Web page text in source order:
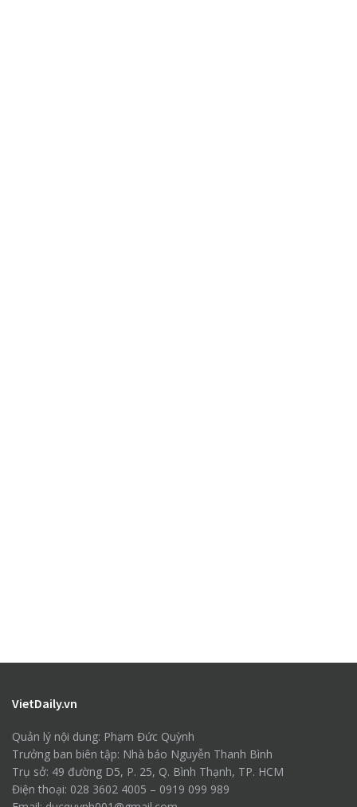
VietDaily.vn
Quản lý nội dung: Phạm Đức Quỳnh
Trưởng ban biên tập: Nhà báo Nguyễn Thanh Bình
Trụ sở: 49 đường D5, P. 25, Q. Bình Thạnh, TP. HCM
Điện thoại: 028 3602 4005 – 0919 099 989